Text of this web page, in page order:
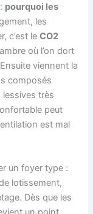
pourquoi les
les
c’est leCO2
où l’on dort
viennent la
composés
très
peut
est mal
un foyer type :
lotissement,
Dès que les